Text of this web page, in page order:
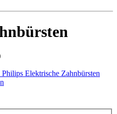
Philips Elektrische Zahnbürsten